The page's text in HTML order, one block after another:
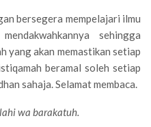
bersegera mempelajari ilmu
sehingga
yang akan memastikan setiap
beramal soleh setiap
sahaja. Selamat membaca.
wa barakatuh.